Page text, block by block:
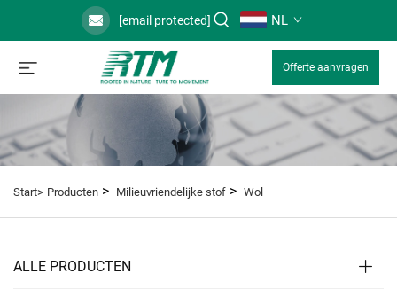
[email protected] NL
Offerte aanvragen
Start> Producten > Milieuvriendelijke stof > Wol
ALLE PRODUCTEN